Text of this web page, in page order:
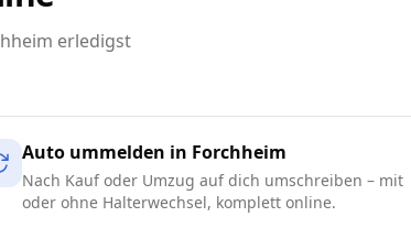
erledigst
Auto ummelden in Forchheim
Nach Kauf oder Umzug auf dich umschreiben – mit
oder ohne Halterwechsel, komplett online.